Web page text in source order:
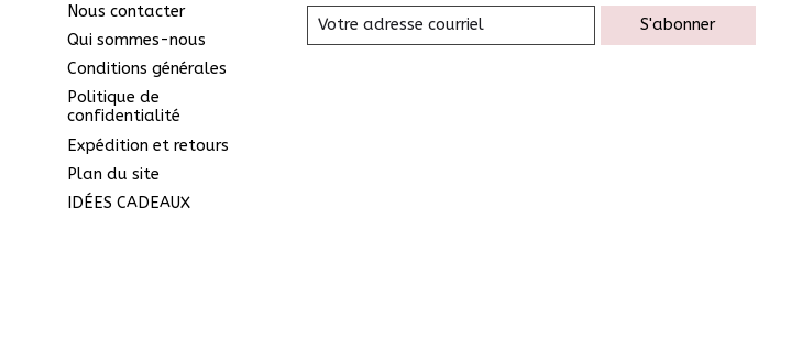
Nous contacter
Qui sommes-nous
Conditions générales
Politique de
confidentialité
Expédition et retours
Plan du site
IDÉES CADEAUX
S'abonner